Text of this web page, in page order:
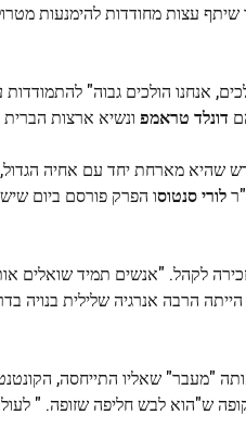
עצות מחודדות להימנעות
אנחנו הולכים גבוה"
דונלד טראמפ ונשיא ארצות
שהיא מארחת יחד עם אחיה
לורי סנטוס
לקהל. "אנשים תמיד שואלים
הרבה אנרגיה שלילית
"מעבר" שאליו התייחסה,
ש"הוא לבש חליפה שזופה. "